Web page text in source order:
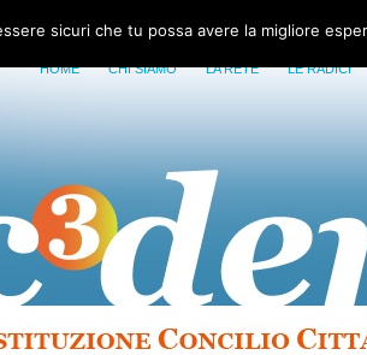
HOME CHI SIAMO LA RETE LE RADICI
sicuri che tu possa avere la migliore